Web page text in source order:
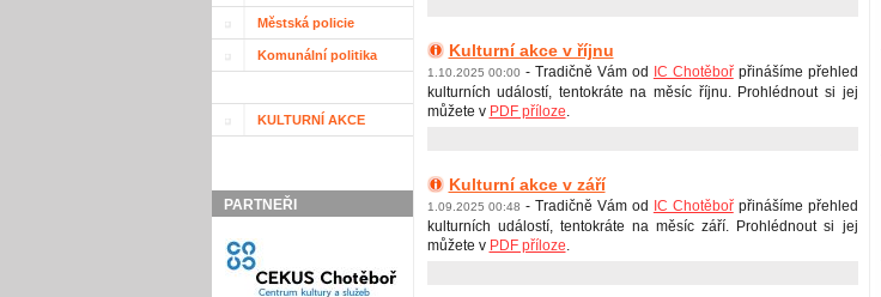
Městská policie
Komunální politika
KULTURNÍ AKCE
PARTNEŘI
Kulturní akce v říjnu
1.10.2025 00:00 - Tradičně Vám od IC Chotěbořpřinášíme přehled
kulturních událostí, tentokráte na měsíc říjnu. Prohlédnout si jej
můžete v PDF příloze.
Kulturní akce v září
1.09.2025 00:48 - Tradičně Vám od IC Chotěbořpřinášíme přehled
kulturních událostí, tentokráte na měsíc září. Prohlédnout si jej
můžete v PDF příloze.